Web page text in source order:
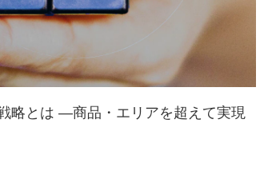
略とは ―商品・エリアを超えて実現